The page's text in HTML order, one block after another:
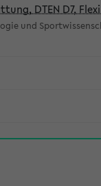
DTEN D7,
und